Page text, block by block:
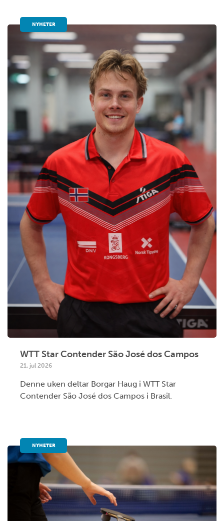
NYHETER
WTT Star Contender São José dos Campos
21. jul 2026
Denne uken deltar Borgar Haug i WTT Star
Contender São José dos Campos i Brasil.
NYHETER